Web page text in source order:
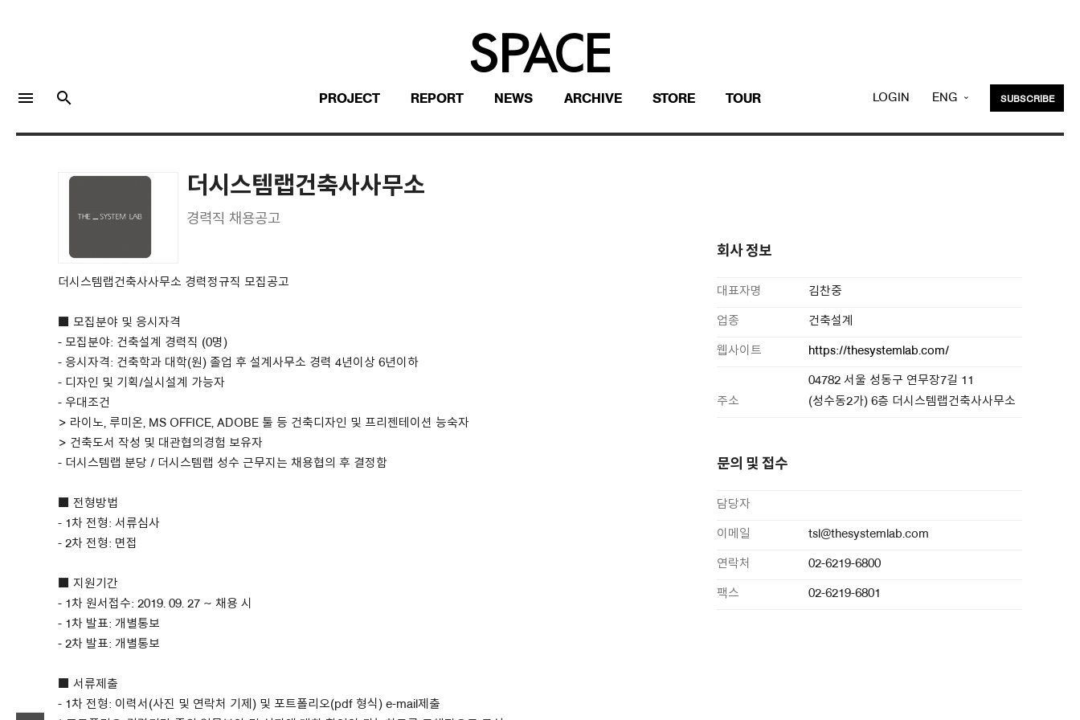
JOIN
Facebook Login
About Us
Customer Service
Article Proposals
menu search PROJECT REPORT NEWS ARCHIVE STORE TOUR LOGIN ENG SUBSCRIBE
더시스템랩건축사사무소
경력직 채용공고
더시스템랩건축사사무소 경력정규직 모집공고
■ 모집분야 및 응시자격
- 모집분야: 건축설계 경력직 (0명)
- 응시자격: 건축학과 대학(원) 졸업 후 설계사무소 경력 4년이상 6년이하
- 디자인 및 기획/실시설계 가능자
- 우대조건
> 라이노, 루미온, MS OFFICE, ADOBE 툴 등 건축디자인 및 프리젠테이션 능숙자
> 건축도서 작성 및 대관협의경험 보유자
- 더시스템랩 분당 / 더시스템랩 성수 근무지는 채용협의 후 결정함
■ 전형방법
- 1차 전형: 서류심사
- 2차 전형: 면접
■ 지원기간
- 1차 원서접수: 2019. 09. 27 ~ 채용 시
- 1차 발표: 개별통보
- 2차 발표: 개별통보
■ 서류제출
- 1차 전형: 이력서(사진 및 연락처 기제) 및 포트폴리오(pdf 형식) e-mail제출
회사 정보
대표자명 김찬중
업종 건축설계
웹사이트 https://thesystemlab.com/
주소
04782 서울 성동구 연무장7길 11
(성수동2가) 6층 더시스템랩건축사사무소
문의 및 접수
담당자
이메일 tsl@thesystemlab.com
연락처 02-6219-6800
팩스 02-6219-6801